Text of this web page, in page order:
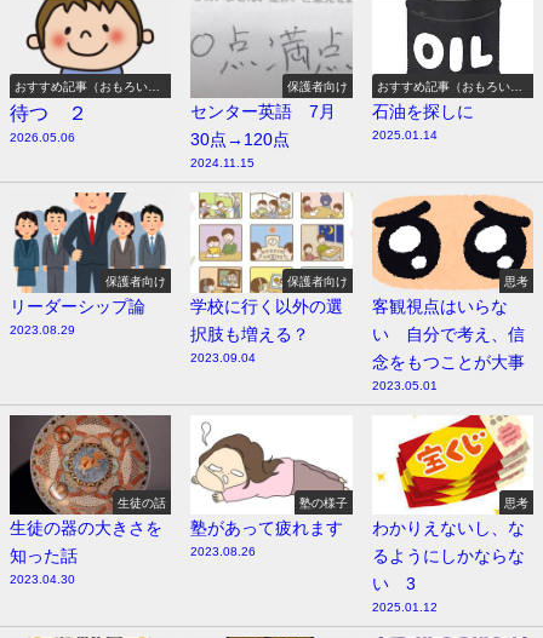
おすすめ記事（おもろい
よ）
待つ ２
2026.05.06
保護者向け
センター英語 7月
30点→120点
2024.11.15
おすすめ記事（おもろい
よ）
石油を探しに
2025.01.14
保護者向け
リーダーシップ論
2023.08.29
保護者向け
学校に行く以外の選
択肢も増える？
2023.09.04
思考
客観視点はいらな
い 自分で考え、信
念をもつことが大事
2023.05.01
生徒の話
生徒の器の大きさを
知った話
2023.04.30
塾の様子
塾があって疲れます
2023.08.26
思考
わかりえないし、な
るようにしかならな
い 3
2025.01.12